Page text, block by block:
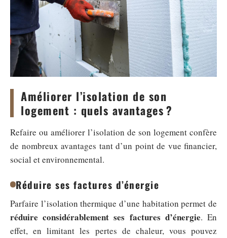
Améliorer l’isolation de son
logement : quels avantages ?
Refaire ou améliorer l’isolation de son logement confère
de nombreux avantages tant d’un point de vue financier,
social et environnemental.
Réduire ses factures d’énergie
Parfaire l’isolation thermique d’une habitation permet de
réduire considérablement ses factures d’énergie. En
effet, en limitant les pertes de chaleur, vous pouvez